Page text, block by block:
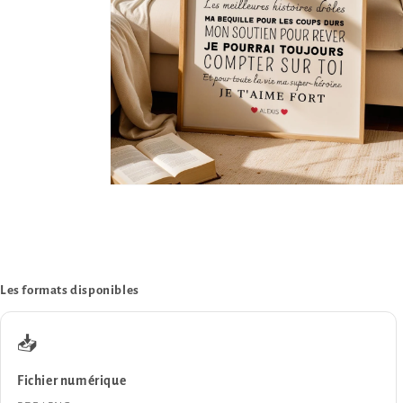
Ouvrir
4
des
supports
multimédia
dans
la
vue
de
la
galerie
Les formats disponibles
📥
Fichier numérique